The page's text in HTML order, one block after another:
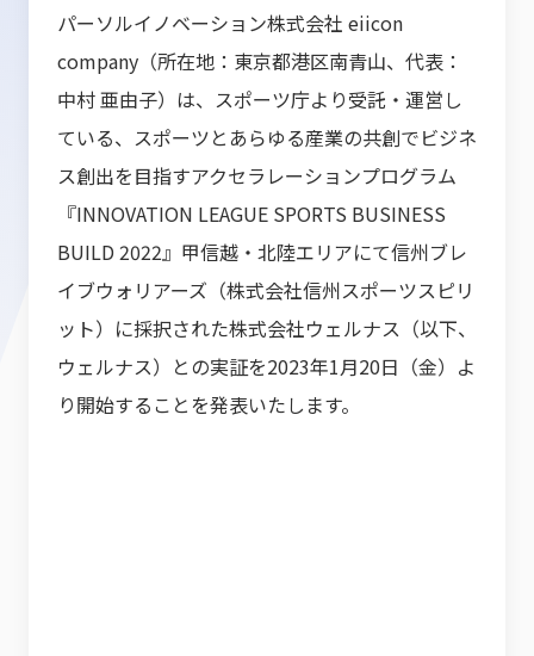
パーソルイノベーション株式会社 eiicon
company（所在地：東京都港区南青山、代表：
中村 亜由子）は、スポーツ庁より受託・運営し
ている、スポーツとあらゆる産業の共創でビジネ
ス創出を目指すアクセラレーションプログラム
『INNOVATION LEAGUE SPORTS BUSINESS
BUILD 2022』甲信越・北陸エリアにて信州ブレ
イブウォリアーズ（株式会社信州スポーツスピリ
ット）に採択された株式会社ウェルナス（以下、
ウェルナス）との実証を2023年1月20日（金）よ
り開始することを発表いたします。